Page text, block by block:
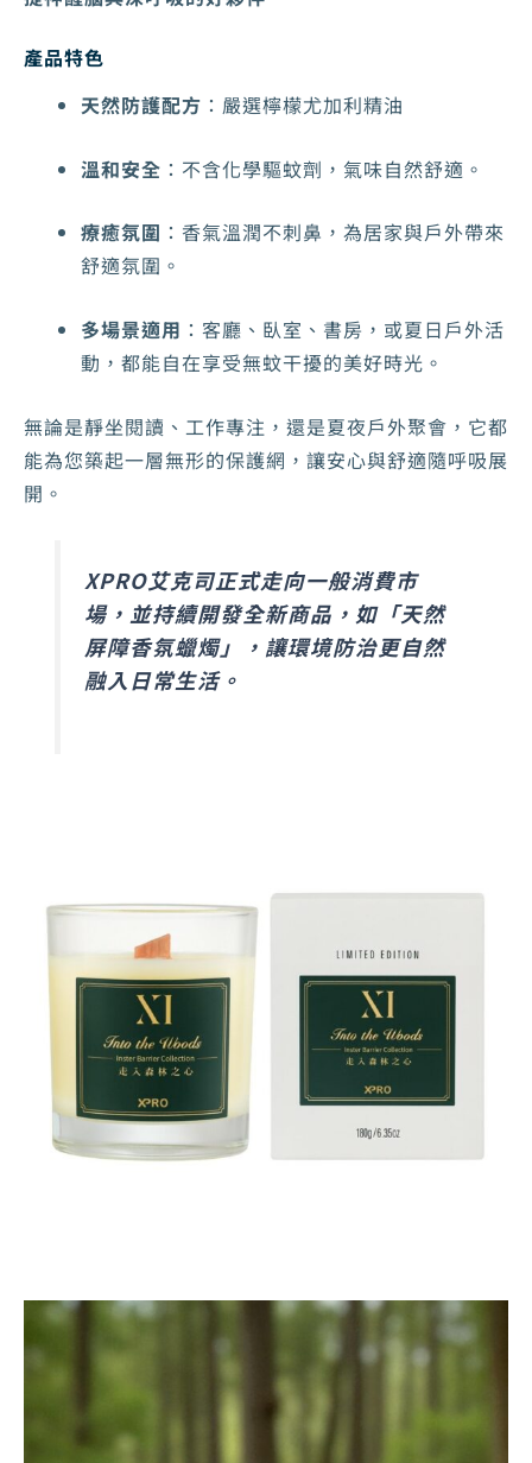
產品特色
天然防護配方 ：嚴選檸檬尤加利精油
溫和安全 ：不含化學驅蚊劑，氣味自然舒適。
療癒氛圍 ：香氣溫潤不刺鼻，為居家與戶外帶來
舒適氛圍。
多場景適用 ：客廳、臥室、書房，或夏日戶外活
動，都能自在享受無蚊干擾的美好時光。
無論是靜坐閱讀、工作專注，還是夏夜戶外聚會，它都
能為您築起一層無形的保護網，讓安心與舒適隨呼吸展
開。
XPRO艾克司正式走向一般消費市
場，並持續開發全新商品，如「天然
屏障香氛蠟燭」，讓環境防治更自然
融入日常生活。